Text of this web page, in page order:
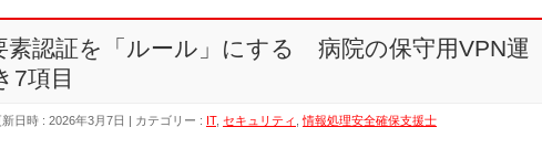
素認証を「ルール」にする 病院の保守用VPN運
7項目
日時 : 2026年3月7日 カテゴリー : IT, セキュリティ ,情報処理安全確保支援士